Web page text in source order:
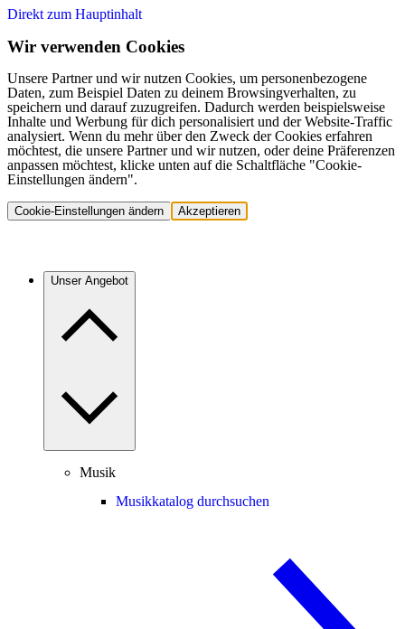
Direkt zum Hauptinhalt
Wir verwenden Cookies
Unsere Partner und wir nutzen Cookies, um personenbezogene
Daten, zum Beispiel Daten zu deinem Browsingverhalten, zu
speichern und darauf zuzugreifen. Dadurch werden beispielsweise
Inhalte und Werbung für dich personalisiert und der Website-Traffic
analysiert. Wenn du mehr über den Zweck der Cookies erfahren
möchtest, die unsere Partner und wir nutzen, oder deine Präferenzen
anpassen möchtest, klicke unten auf die Schaltfläche "Cookie-
Einstellungen ändern".
Cookie-Einstellungen ändern Akzeptieren
Unser Angebot
Musik
Musikkatalog durchsuchen